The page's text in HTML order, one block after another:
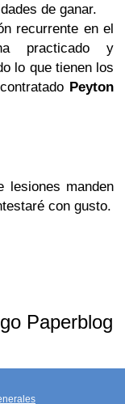
de ganar.
recurrente en el
practicado y
lo que tienen los
Peyton
lesiones manden
con gusto.